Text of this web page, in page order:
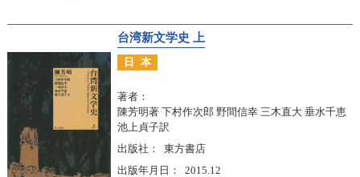
台湾新文学史 上
日本
著者
陳芳明著 下村作次郎 野間信幸 三木直大 垂水千恵
池上貞子訳
出版社
東方書店
出版年月日
2015.12